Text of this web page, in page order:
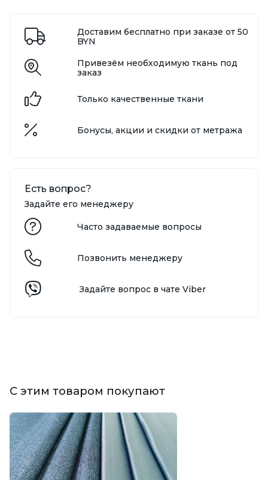
Доставим бесплатно при заказе от 50
BYN
Привезём необходимую ткань под
заказ
Только качественные ткани
Бонусы, акции и скидки от метража
Есть вопрос?
Задайте его менеджеру
Часто задаваемые вопросы
Позвонить менеджеру
Задайте вопрос в чате Viber
С этим товаром покупают